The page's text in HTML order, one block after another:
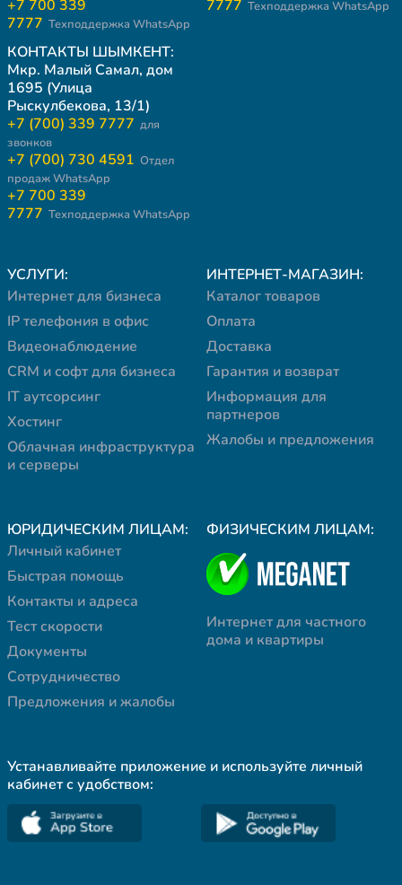
+7 700 339
7777 Техподдержка WhatsApp
7777 Техподдержка WhatsApp
КОНТАКТЫ ШЫМКЕНТ:
Мкр. Малый Самал, дом
1695 (Улица
Рыскулбекова, 13/1)
+7 (700) 339 7777 для
звонков
+7 (700) 730 4591 Отдел
продаж WhatsApp
+7 700 339
7777 Техподдержка WhatsApp
УСЛУГИ:
Интернет для бизнеса
IP телефония в офис
Видеонаблюдение
CRM и софт для бизнеса
IT аутсорсинг
Хостинг
Облачная инфраструктура
и серверы
ИНТЕРНЕТ-МАГАЗИН:
Каталог товаров
Оплата
Доставка
Гарантия и возврат
Информация для
партнеров
Жалобы и предложения
ЮРИДИЧЕСКИМ ЛИЦАМ:
Личный кабинет
Быстрая помощь
Контакты и адреса
Тест скорости
Документы
Сотрудничество
Предложения и жалобы
ФИЗИЧЕСКИМ ЛИЦАМ:
Интернет для частного
дома и квартиры
Устанавливайте приложение и используйте личный
кабинет с удобством: